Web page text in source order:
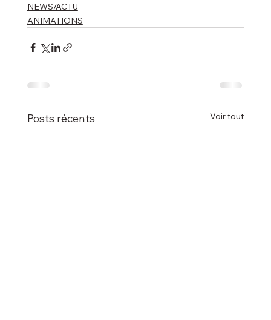
NEWS/ACTU
ANIMATIONS
Posts récents Voir tout